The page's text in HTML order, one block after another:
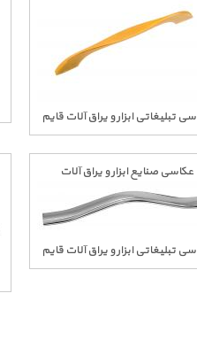
تبلیغاتی ابزار و یراق آلات قایم
عکاسی صنایع ابزار و یراق آلات
تبلیغاتی ابزار و یراق آلات قایم